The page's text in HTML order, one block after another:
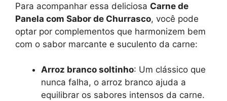
Para acompanhar essa deliciosa Carne de
Panela com Sabor de Churrasco, você pode
optar por complementos que harmonizem bem
com o sabor marcante e suculento da carne:
Arroz branco soltinho: Um clássico que
nunca falha, o arroz branco ajuda a
equilibrar os sabores intensos da carne.